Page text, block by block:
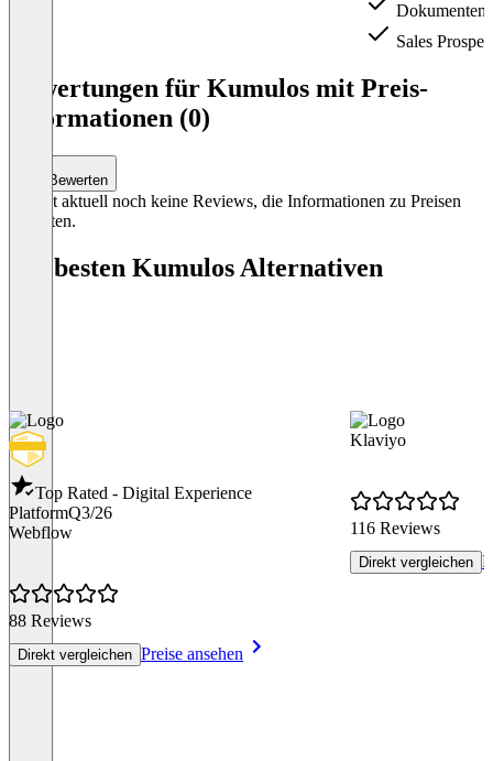
Sales
Bewertungen für Kumulos mit Preis-
Informationen (0)
Bewerten
Es gibt aktuell noch keine Reviews, die Informationen zu Preisen
enthalten.
Die besten Kumulos Alternativen
Top Rated - Digital Experience
PlatformQ3/26
Webflow
88 Reviews
Direkt vergleichen Preise ansehen
Klaviyo
116 Reviews
Direkt vergleichen